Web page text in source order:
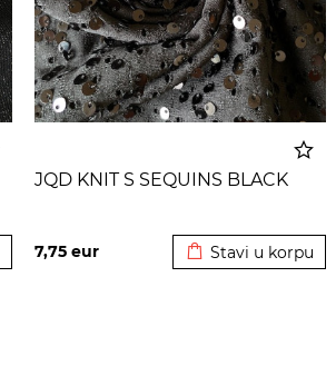
JQD KNIT S SEQUINS BLACK
7,75 eur Stavi u korpu